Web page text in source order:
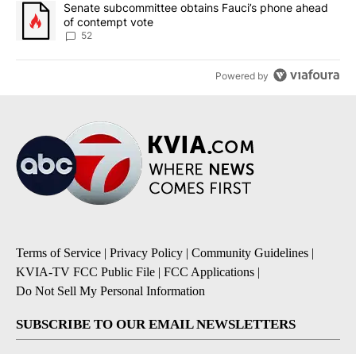
A trending article titled "Senate subcommittee obtains Fauci’s
Senate subcommittee obtains Fauci’s phone ahead
of contempt vote
52
Powered by
Terms of Service | Privacy Policy | Community Guidelines |
KVIA-TV FCC Public File | FCC Applications |
Do Not Sell My Personal Information
SUBSCRIBE TO OUR EMAIL NEWSLETTERS